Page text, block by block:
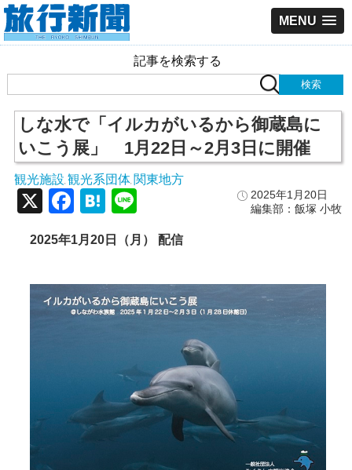
MENU
記事を検索する
しな水で「イルカがいるから御蔵島に
いこう展」 1月22日～2月3日に開催
観光施設 観光系団体, 関東地方
2025年1月20日
編集部：飯塚 小牧
X Facebook
Hatena
2025年1月20日（月） 配信